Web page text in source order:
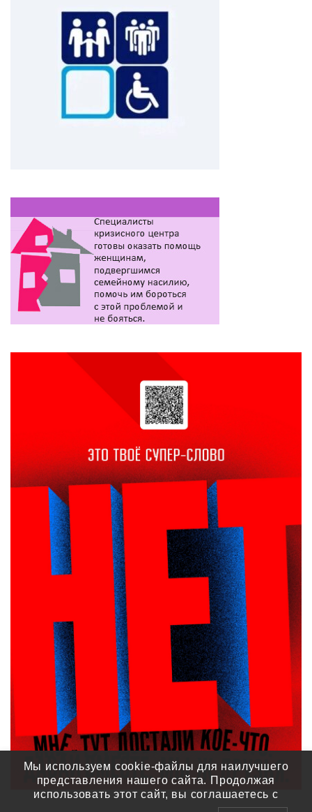
Мы используем cookie-файлы для наилучшего
представления нашего сайта. Продолжая
использовать этот сайт, вы соглашаетесь с